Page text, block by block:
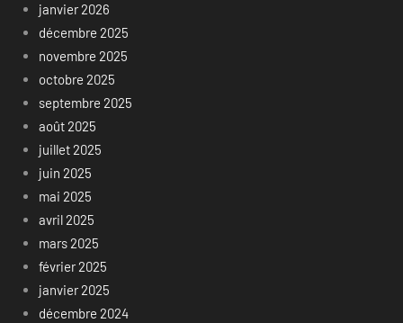
janvier 2026
décembre 2025
novembre 2025
octobre 2025
septembre 2025
août 2025
juillet 2025
juin 2025
mai 2025
avril 2025
mars 2025
février 2025
janvier 2025
décembre 2024